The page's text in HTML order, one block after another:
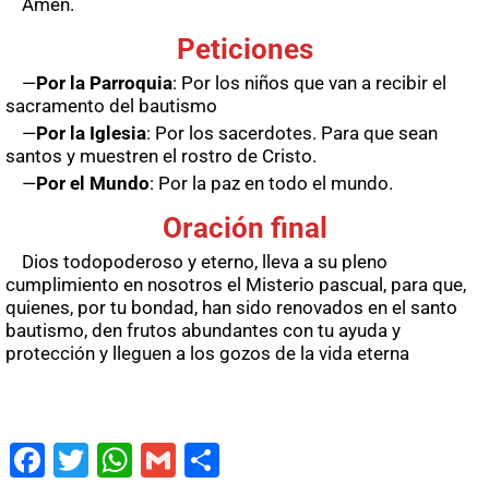
Amén.
Peticiones
—Por la Parroquia: Por los niños que van a recibir el
sacramento del bautismo
—Por la Iglesia: Por los sacerdotes. Para que sean
santos y muestren el rostro de Cristo.
—Por el Mundo: Por la paz en todo el mundo.
Oración final
Dios todopoderoso y eterno, lleva a su pleno
cumplimiento en nosotros el Misterio pascual, para que,
quienes, por tu bondad, han sido renovados en el santo
bautismo, den frutos abundantes con tu ayuda y
protección y lleguen a los gozos de la vida eterna
Fac
Twit
Wha
Gm